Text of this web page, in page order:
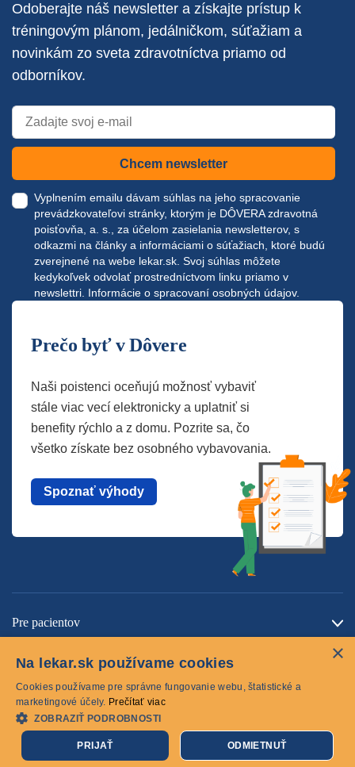
Odoberajte náš newsletter a získajte prístup k
tréningovým plánom, jedálničkom, súťažiam a
novinkám zo sveta zdravotníctva priamo od
odborníkov.
Chcem newsletter
Vyplnením emailu dávam súhlas na jeho spracovanie
prevádzkovateľovi stránky, ktorým je DÔVERA zdravotná
poisťovňa, a. s., za účelom zasielania newsletterov, s
odkazmi na články a informáciami o súťažiach, ktoré budú
zverejnené na webe lekar.sk. Svoj súhlas môžete
kedykoľvek odvolať prostredníctvom linku priamo v
newslettri. Informácie o spracovaní osobných údajov.
Prečo byť v Dôvere
Naši poistenci oceňujú možnosť vybaviť
stále viac vecí elektronicky a uplatniť si
benefity rýchlo a z domu. Pozrite sa, čo
všetko získate bez osobného vybavovania.
Spoznať výhody
Pre pacientov
© 2026 lekar.sk Všetky práva vyhradené
Cookies
×
Na lekar.sk používame cookies
Cookies používame pre správne fungovanie webu, štatistické a
marketingové účely. Prečítať viac
ZOBRAZIŤ PODROBNOSTI
PRIJAŤ ODMIETNUŤ